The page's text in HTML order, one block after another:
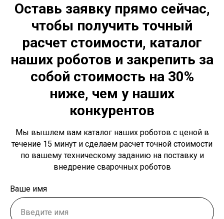
Оставь заявку прямо сейчас,
чтобы получить точный
расчет стоимости, каталог
наших роботов и закрепить за
собой стоимость на 30%
ниже, чем у наших
конкурентов
Мы вышлем вам каталог наших роботов с ценой в
течение 15 минут и сделаем расчет точной стоимости
по вашему техническому заданию на поставку и
внедрение сварочных роботов
Ваше имя